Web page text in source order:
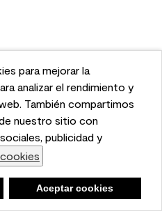
enhance user experience
and traffic on our website.
your use of our site
and analytics
Accept Cookies
para mejorar la
analizar el rendimiento y
También compartimos
nuestro sitio con
publicidad y
Aceptar cookies